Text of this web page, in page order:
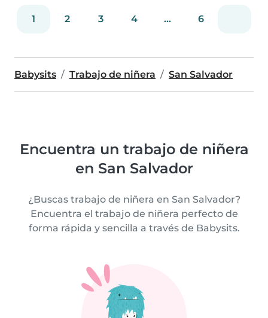
1 2 3 4 ... 6
Babysits Trabajo de niñera San Salvador
Encuentra un trabajo de niñera
en San Salvador
¿Buscas trabajo de niñera en San Salvador?
Encuentra el trabajo de niñera perfecto de
forma rápida y sencilla a través de Babysits.